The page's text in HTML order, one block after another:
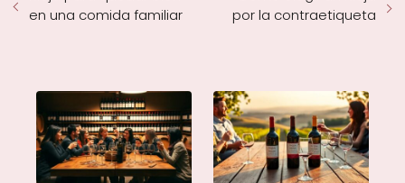
en una comida familiar
por la contraetiqueta